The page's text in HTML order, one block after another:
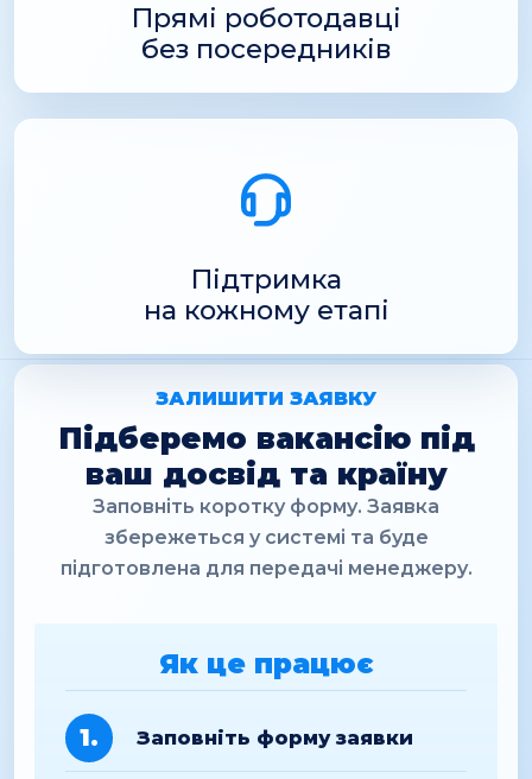
Прямі роботодавці
без посередників
Підтримка
на кожному етапі
ЗАЛИШИТИ ЗАЯВКУ
Підберемо вакансію під
ваш досвід та країну
Заповніть коротку форму. Заявка
збережеться у системі та буде
підготовлена для передачі менеджеру.
Як це працює
1. Заповніть форму заявки